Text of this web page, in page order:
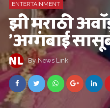
ENTERTAINMENT
झी मराठी
'अग्गंबाई
By News Link